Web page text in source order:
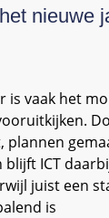
nieuwe
is vaak het
plannen
blijft ICT
juist een
is